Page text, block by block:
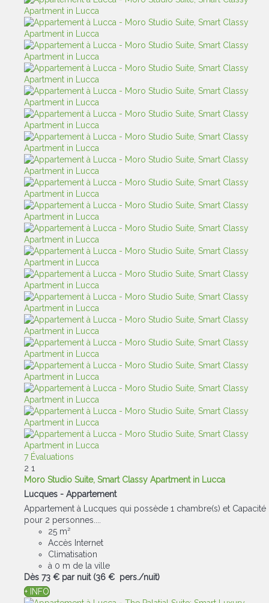
7 Évaluations
2 1
Moro Studio Suite, Smart Classy Apartment in Lucca
Lucques - Appartement
Appartement à Lucques qui possède 1 chambre(s) et Capacité
pour 2 personnes....
25 m²
Accès Internet
Climatisation
à 0 m de la ville
Dès 73 € par nuit (36 € pers./nuit)
+ INFO